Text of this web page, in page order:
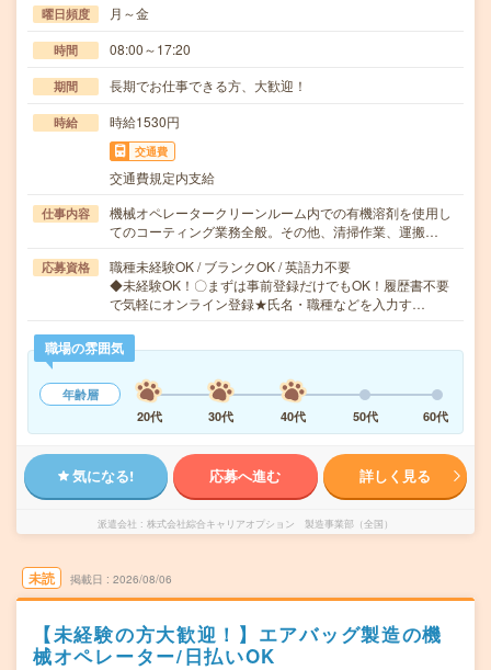
曜日頻度 月～金
時間 08:00～17:20
期間 長期でお仕事できる方、大歓迎！
時給 時給1530円
交通費
交通費規定内支給
仕事内容
機械オペレータークリーンルーム内での有機溶剤を使用し
てのコーティング業務全般。その他、清掃作業、運搬…
応募資格
職種未経験OK / ブランクOK / 英語力不要
◆未経験OK！〇まずは事前登録だけでもOK！履歴書不要
で気軽にオンライン登録★氏名・職種などを入力す…
職場の雰囲気
年齢層
20代
30代 40代 50代 60代
気になる! 応募へ進む 詳しく見る
派遣会社 株式会社綜合キャリアオプション 製造事業部（全国）
未読 掲載日 2026/08/06
【未経験の方大歓迎！】エアバッグ製造の機
械オペレーター/日払いOK